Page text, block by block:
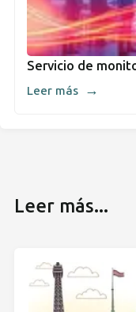
Servicio de
Leer más →
Leer más...